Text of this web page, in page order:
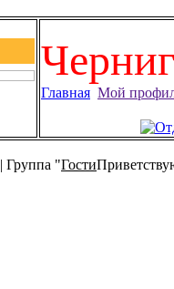
Главная Мой
| Группа "Гости